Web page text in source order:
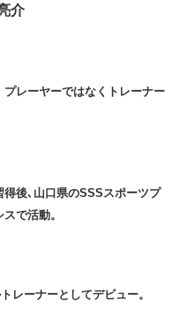
介
レーヤーではなくトレーナー
後､山口県のSSSスポーツプ
で活動。
レーナーとしてデビュー。